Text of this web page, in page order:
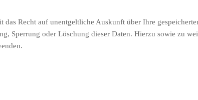
das Recht auf unentgeltliche Auskunft über Ihre
Sperrung oder Löschung dieser Daten. Hierzu sowie zu